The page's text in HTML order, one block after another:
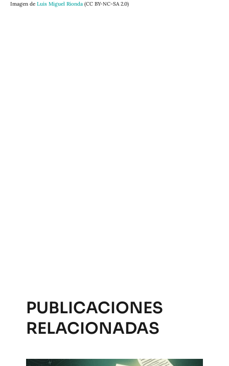
Imagen deLuis Miguel Rionda (CC BY-NC-SA 2.0)
PUBLICACIONES
RELACIONADAS